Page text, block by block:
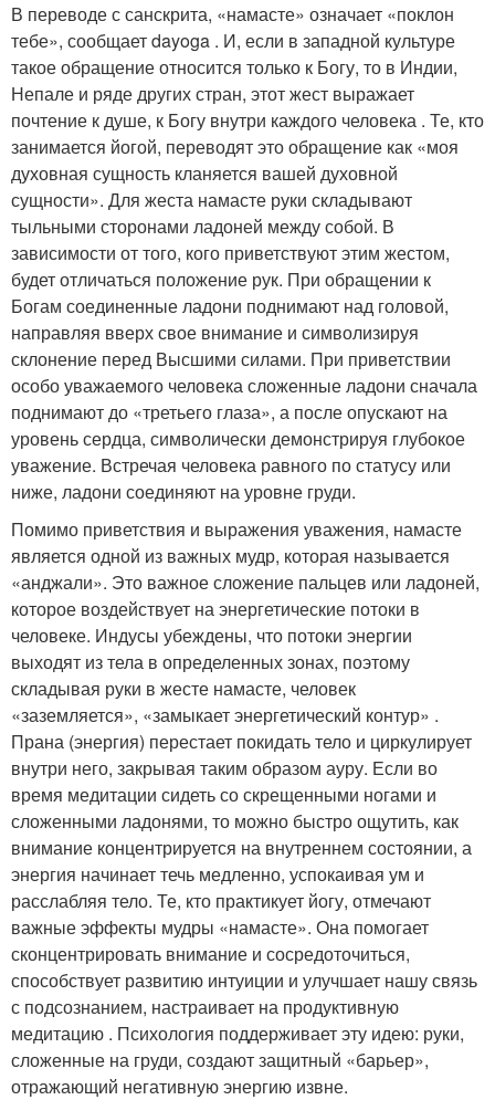
В переводе с санскрита, «намасте» означает «поклон
тебе», сообщает dayoga . И, если в западной культуре
такое обращение относится только к Богу, то в Индии,
Непале и ряде других стран, этот жест выражает
почтение к душе, к Богу внутри каждого человека . Те, кто
занимается йогой, переводят это обращение как «моя
духовная сущность кланяется вашей духовной
сущности». Для жеста намасте руки складывают
тыльными сторонами ладоней между собой. В
зависимости от того, кого приветствуют этим жестом,
будет отличаться положение рук. При обращении к
Богам соединенные ладони поднимают над головой,
направляя вверх свое внимание и символизируя
склонение перед Высшими силами. При приветствии
особо уважаемого человека сложенные ладони сначала
поднимают до «третьего глаза», а после опускают на
уровень сердца, символически демонстрируя глубокое
уважение. Встречая человека равного по статусу или
ниже, ладони соединяют на уровне груди.
Помимо приветствия и выражения уважения, намасте
является одной из важных мудр, которая называется
«анджали». Это важное сложение пальцев или ладоней,
которое воздействует на энергетические потоки в
человеке. Индусы убеждены, что потоки энергии
выходят из тела в определенных зонах, поэтому
складывая руки в жесте намасте, человек
«заземляется», «замыкает энергетический контур» .
Прана (энергия) перестает покидать тело и циркулирует
внутри него, закрывая таким образом ауру. Если во
время медитации сидеть со скрещенными ногами и
сложенными ладонями, то можно быстро ощутить, как
внимание концентрируется на внутреннем состоянии, а
энергия начинает течь медленно, успокаивая ум и
расслабляя тело. Те, кто практикует йогу, отмечают
важные эффекты мудры «намасте». Она помогает
сконцентрировать внимание и сосредоточиться,
способствует развитию интуиции и улучшает нашу связь
с подсознанием, настраивает на продуктивную
медитацию . Психология поддерживает эту идею: руки,
сложенные на груди, создают защитный «барьер»,
отражающий негативную энергию извне.